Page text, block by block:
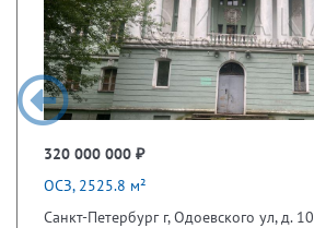
320 000 000 ₽
ОСЗ, 2525.8 м²
Санкт-Петербург г, Одоевского ул, д. 10